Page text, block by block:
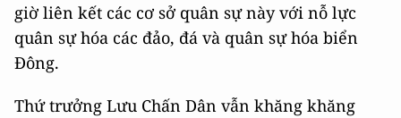
giờ liên kết các cơ sở quân sự này với nỗ lực
quân sự hóa các đảo, đá và quân sự hóa biển
Đông.
Thứ trưởng Lưu Chấn Dân vẫn khăng khăng